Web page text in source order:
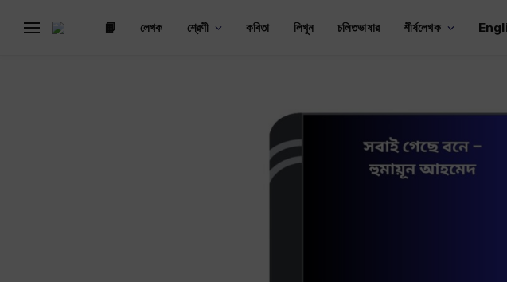
📙 লেখক শ্রেণী কবিতা লিখুন চলিতভাষার শীর্ষলেখক